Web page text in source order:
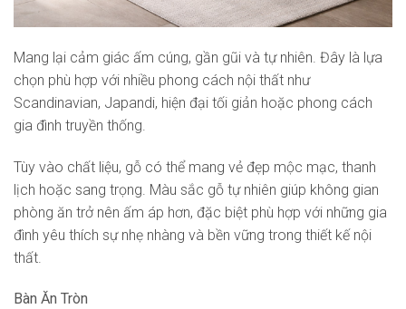
Mang lại cảm giác ấm cúng, gần gũi và tự nhiên. Đây là lựa
chọn phù hợp với nhiều phong cách nội thất như
Scandinavian, Japandi, hiện đại tối giản hoặc phong cách
gia đình truyền thống.
Tùy vào chất liệu, gỗ có thể mang vẻ đẹp mộc mạc, thanh
lịch hoặc sang trọng. Màu sắc gỗ tự nhiên giúp không gian
phòng ăn trở nên ấm áp hơn, đặc biệt phù hợp với những gia
đình yêu thích sự nhẹ nhàng và bền vững trong thiết kế nội
thất.
Bàn Ăn Tròn